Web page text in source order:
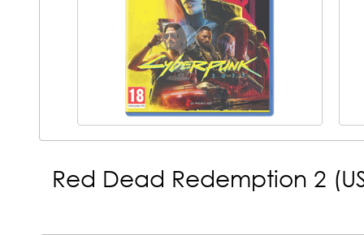
Red Dead Redemption 2